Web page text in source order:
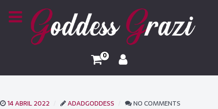
0
14 ABRIL 2022 ADADGODDESS NO COMMENTS